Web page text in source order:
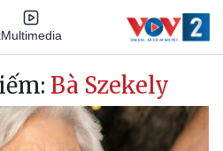
Multimedia
Bà Szekely